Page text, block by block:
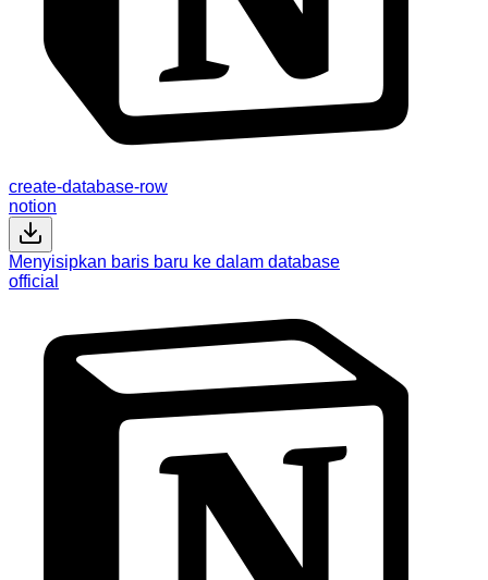
create-database-row
notion
Menyisipkan baris baru ke dalam database
official